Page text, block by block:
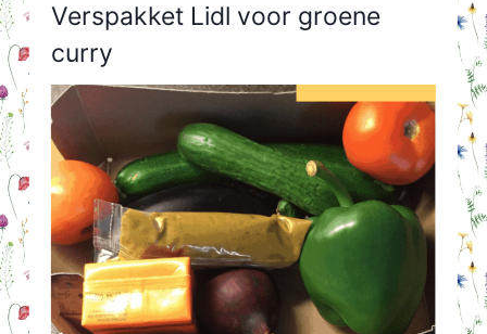
Verspakket Lidl voor groene
curry